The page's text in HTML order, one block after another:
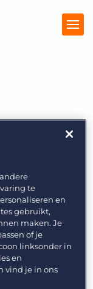
EMEA
was zij al
rollen
aan de
te
en
gebruikt,
maken. Je
of je
linksonder in
en
vind je in ons